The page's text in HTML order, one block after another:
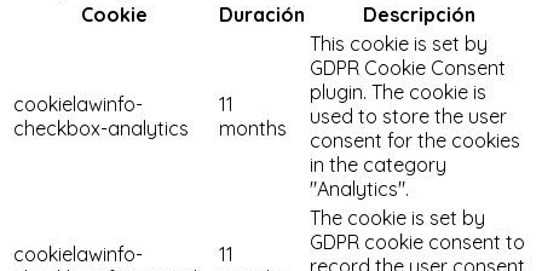
Cookie
Duración Descripción
cookielawinfo-
checkbox-analytics
11
months
This cookie is set by
GDPR Cookie Consent
plugin. The cookie is
used to store the user
consent for the cookies
in the category
"Analytics".
cookielawinfo-
11
The cookie is set by
GDPR cookie consent to
record the user consent